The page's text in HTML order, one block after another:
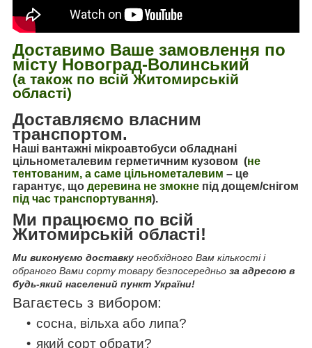
Доставимо Ваше замовлення по
місту Новоград-Волинський
(а також по всій Житомирській
області)
Доставляємо власним
транспортом.
Наші вантажні мікроавтобуси обладнані
цільнометалевим герметичним кузовом (не
тентованим, а саме цільнометалевим – це
гарантує, що деревина не змокне під дощем/снігом
під час транспортування).
Ми працюємо по всій
Житомирській області!
Ми виконуємо доставку необхідного Вам кількості і
обраного Вами сорту товару безпосередньо за адресою в
будь-який населений пункт України!
Вагаєтесь з вибором:
сосна, вільха або липа?
який сорт обрати?